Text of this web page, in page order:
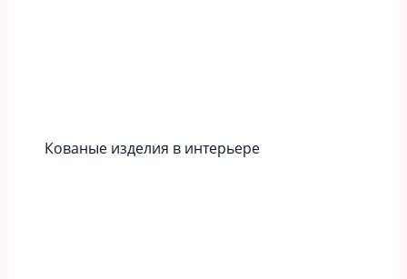
Кованые изделия в интерьере